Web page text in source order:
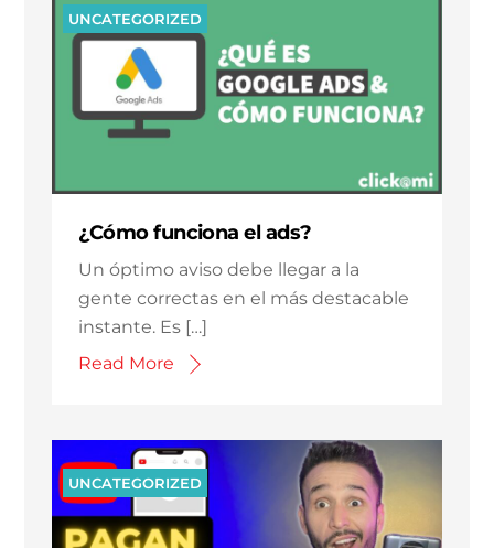
¿Cómo funciona el ads?
UNCATEGORIZED
Un óptimo aviso debe llegar a la
gente correctas en el más destacable
instante. Es […]
Read More
UNCATEGORIZED